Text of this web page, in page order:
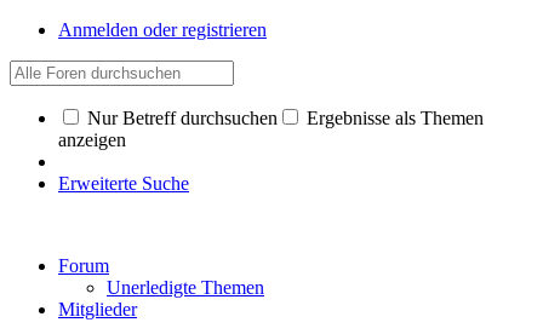
Anmelden oder registrieren
Nur Betreff durchsuchen
Ergebnisse als Themen
anzeigen
Erweiterte Suche
Forum
Unerledigte Themen
Mitglieder